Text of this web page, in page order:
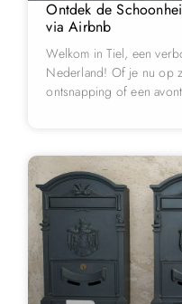
Ontdek de
via Airbnb
Welkom in Tiel, een
Nederland! Of je nu op
ontsnapping of een